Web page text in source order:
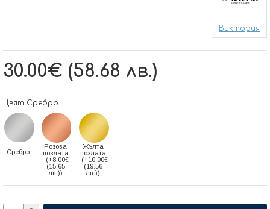
30.00€ (58.68 лв.)
Виктория
Цвят Сребро
Сребро
Розова
позлата
(+8.00€
(15.65
лв.))
Жълта
позлата
(+10.00€
(19.56
лв.))